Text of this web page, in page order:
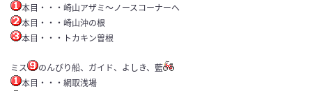
本目・・・崎山アザミ〜ノースコーナーへ
本目・・・崎山沖の根
本目・・・トカキン曽根
ミス
のんびり船、ガイド、よしき、藍
本目・・・網取浅場